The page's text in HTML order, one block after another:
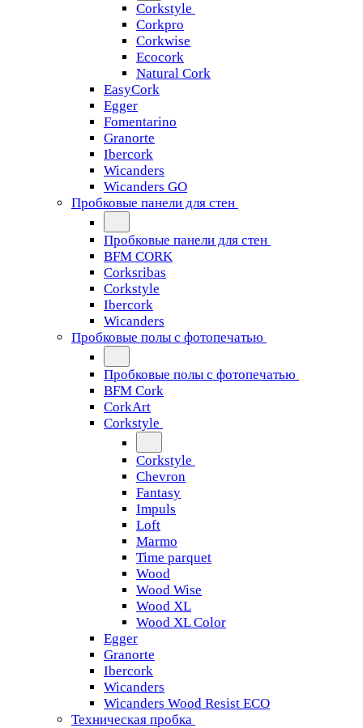
Corkstyle
Corkpro
Corkwise
Ecocork
Natural Cork
EasyCork
Egger
Fomentarino
Granorte
Ibercork
Wicanders
Wicanders GO
Пробковые панели для стен
Пробковые панели для стен
BFM CORK
Corksribas
Corkstyle
Ibercork
Wicanders
Пробковые полы с фотопечатью
Пробковые полы с фотопечатью
BFM Cork
CorkArt
Corkstyle
Corkstyle
Chevron
Fantasy
Impuls
Loft
Marmo
Time parquet
Wood
Wood Wise
Wood XL
Wood XL Color
Egger
Granorte
Ibercork
Wicanders
Wicanders Wood Resist ECO
Техническая пробка